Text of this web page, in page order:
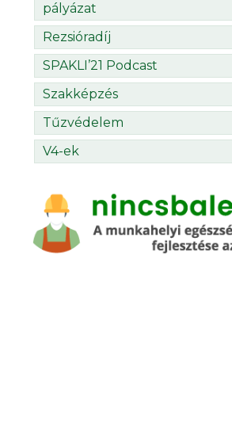
pályázat
Rezsióradíj
SPAKLI’21 Podcast
Szakképzés
Tűzvédelem
V4-ek